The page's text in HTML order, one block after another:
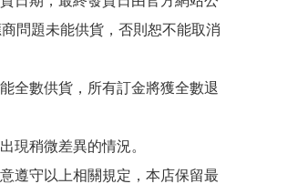
問題未能供貨，否則恕不能取消
全數供貨，所有訂金將獲全數退
現稍微差異的情況。
遵守以上相關規定，本店保留最